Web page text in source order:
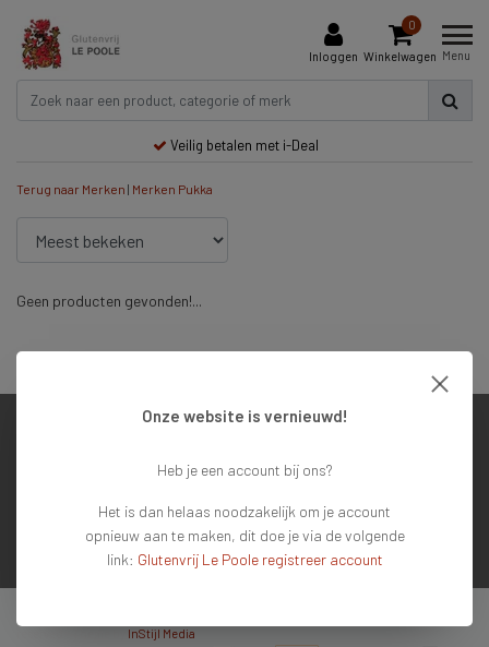
Inloggen
0
Winkelwagen Menu
Veilig betalen met i-Deal
Terug naar Merken | Merken Pukka
Geen producten gevonden!...
Contactgegevens
Nieuwsbrief
InStijl Media
Onze website is vernieuwd!
Heb je een account bij ons?
Het is dan helaas noodzakelijk om je account
opnieuw aan te maken, dit doe je via de volgende
link: Glutenvrij Le Poole registreer account